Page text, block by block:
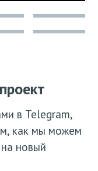
в Telegram,
как мы можем
новый